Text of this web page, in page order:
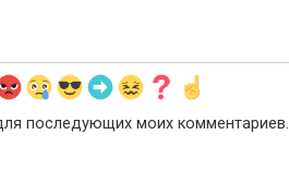
последующих моих комментариев.